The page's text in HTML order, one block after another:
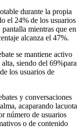
durante la propia
el 24% de los usuarios
mientras que en
alcanza el 47%.
se mantiene activo
siendo del 69%para
los usuarios de
y conversaciones
acaparando lacuota
número de usuarios
o de contenido